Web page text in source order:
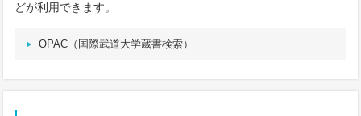
どが利用できます。
OPAC（国際武道大学蔵書検索）